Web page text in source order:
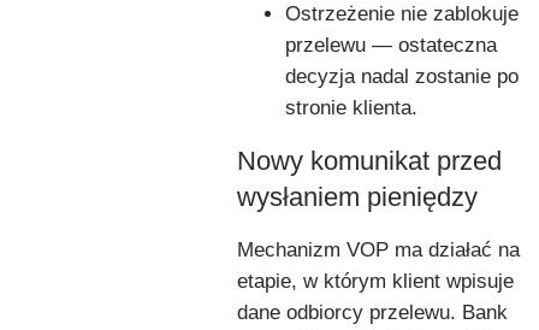
Ostrzeżenie nie zablokuje
przelewu — ostateczna
decyzja nadal zostanie po
stronie klienta.
Nowy komunikat przed
wysłaniem pieniędzy
Mechanizm VOP ma działać na
etapie, w którym klient wpisuje
dane odbiorcy przelewu. Bank